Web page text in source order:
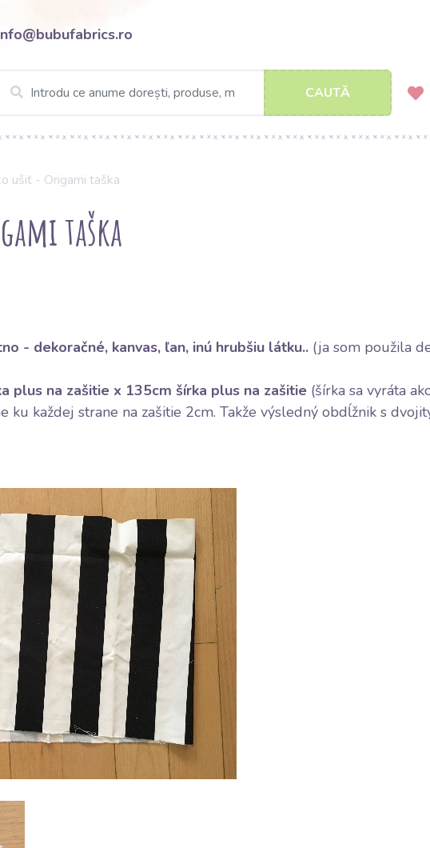
CAUTĂ
ušiť - Origami taška
taška
- dekoračné, kanvas, ľan, inú hrubšiu látku.. (ja som použila
plus na zašitie x 135cm šírka plus na zašitie (šírka sa vyráta
ku každej strane na zašitie 2cm. Takže výsledný obdĺžnik s